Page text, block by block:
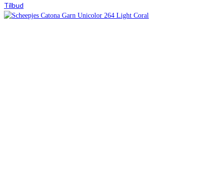
pris
pris
Tilbud